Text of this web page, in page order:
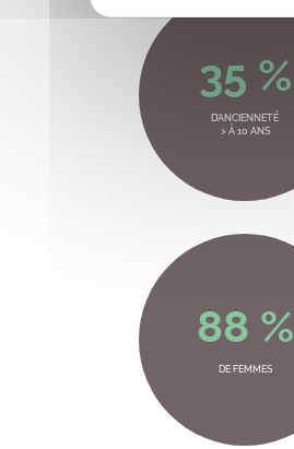
35 %
D’ANCIENNETÉ
> À 10 ANS
88 %
DE FEMMES